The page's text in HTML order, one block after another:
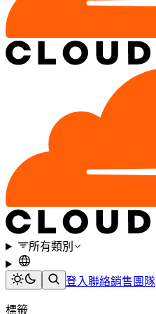
所有類別
登入聯絡銷售團隊
標籤